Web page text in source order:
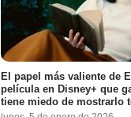
El papel más valiente de
película en Disney+ que
tiene miedo de mostrarlo